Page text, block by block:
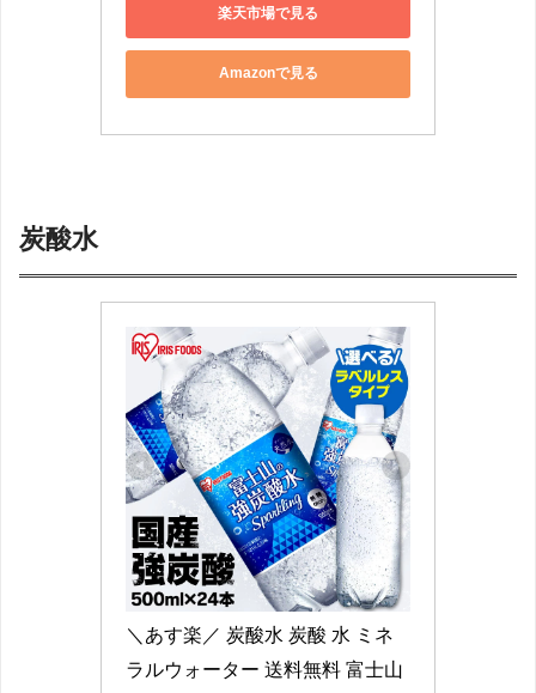
楽天市場で見る
Amazonで見る
炭酸水
＼あす楽／ 炭酸水 炭酸 水 ミネ
ラルウォーター 送料無料 富士山